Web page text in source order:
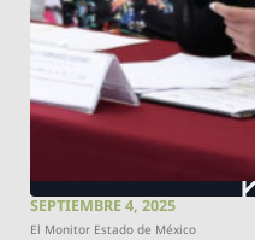
SEPTIEMBRE 4, 2025
El Monitor Estado de México